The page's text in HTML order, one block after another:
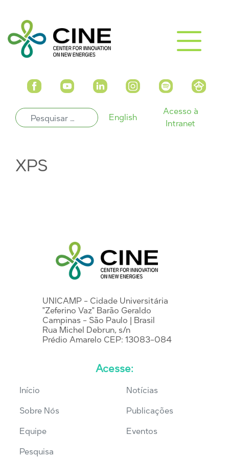
English
Acesso à
Intranet
XPS
UNICAMP - Cidade Universitária
"Zeferino Vaz" Barão Geraldo
Campinas - São Paulo | Brasil
Rua Michel Debrun, s/n
Prédio Amarelo CEP: 13083-084
Acesse:
Início
Sobre Nós
Equipe
Pesquisa
Notícias
Publicações
Eventos